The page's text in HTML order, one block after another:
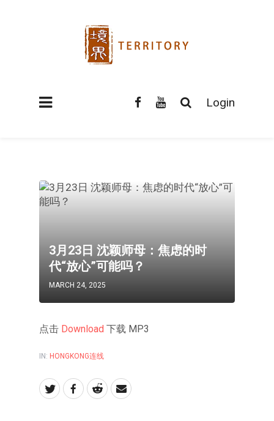
Login
3月23日 沈颖师母：焦虑的时
代“放心”可能吗？
MARCH 24, 2025
点击 Download 下载 MP3
IN: HONGKONG连线